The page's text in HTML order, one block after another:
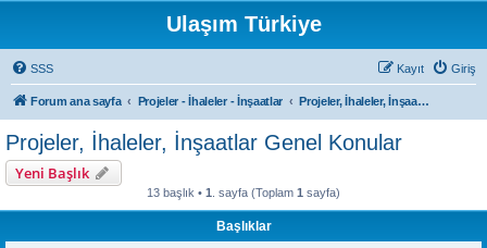
Ulaşım Türkiye
SSS Giriş
Kayıt
Forum ana sayfa Projeler - İhaleler - İnşaatlar Projeler, İhaleler, İnşaatlar Genel Konular
Projeler, İhaleler, İnşaatlar Genel Konular
Yeni Başlık
13 başlık • 1 . sayfa (Toplam 1 sayfa)
Başlıklar